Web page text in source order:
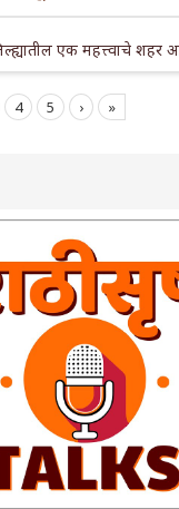
एक महत्त्वाचे
4 5 › »